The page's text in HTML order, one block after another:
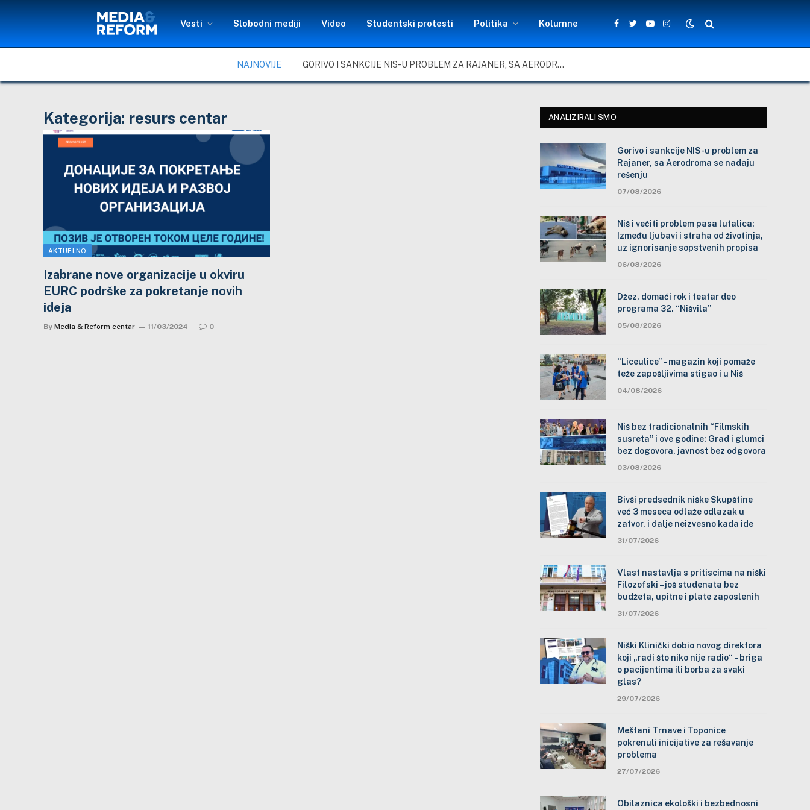
Vesti Slobodni mediji Video Studentski protesti Politika Kolumne
Facebook
TwitterYouTubeInstagram
NAJNOVIJE GORIVO I SANKCIJE NIS-U PROBLEM ZA RAJANER, SA AERODROMA SE NADAJU REŠENJU
Kategorija: resurs centar
AKTUELNO
Izabrane nove organizacije u okviru
EURC podrške za pokretanje novih
ideja
By Media & Reform centar 11/03/2024 0
ANALIZIRALI SMO
Gorivo i sankcije NIS-u problem za
Rajaner, sa Aerodroma se nadaju
rešenju
07/08/2026
Niš i večiti problem pasa lutalica:
Između ljubavi i straha od životinja,
uz ignorisanje sopstvenih propisa
06/08/2026
Džez, domaći rok i teatar deo
programa 32. “Nišvila”
05/08/2026
“Liceulice” – magazin koji pomaže
teže zapošljivima stigao i u Niš
04/08/2026
Niš bez tradicionalnih “Filmskih
susreta” i ove godine: Grad i glumci
bez dogovora, javnost bez odgovora
03/08/2026
Bivši predsednik niške Skupštine
već 3 meseca odlaže odlazak u
zatvor, i dalje neizvesno kada ide
31/07/2026
Vlast nastavlja s pritiscima na niški
Filozofski – još studenata bez
budžeta, upitne i plate zaposlenih
31/07/2026
Niški Klinički dobio novog direktora
koji „radi što niko nije radio“ – briga
o pacijentima ili borba za svaki
glas?
29/07/2026
Meštani Trnave i Toponice
pokrenuli inicijative za rešavanje
problema
27/07/2026
Obilaznica ekološki i bezbednosni